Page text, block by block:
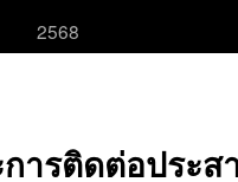
2568
ารติดต่อประส